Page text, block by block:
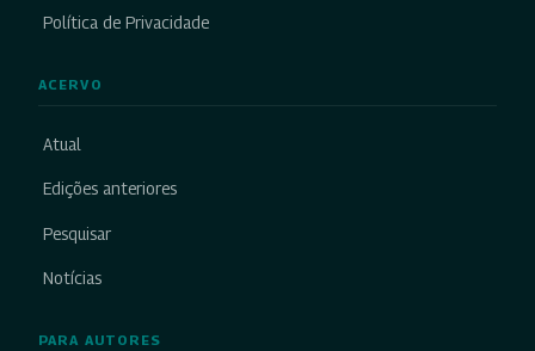
Política de Privacidade
ACERVO
Atual
Edições anteriores
Pesquisar
Notícias
PARA AUTORES